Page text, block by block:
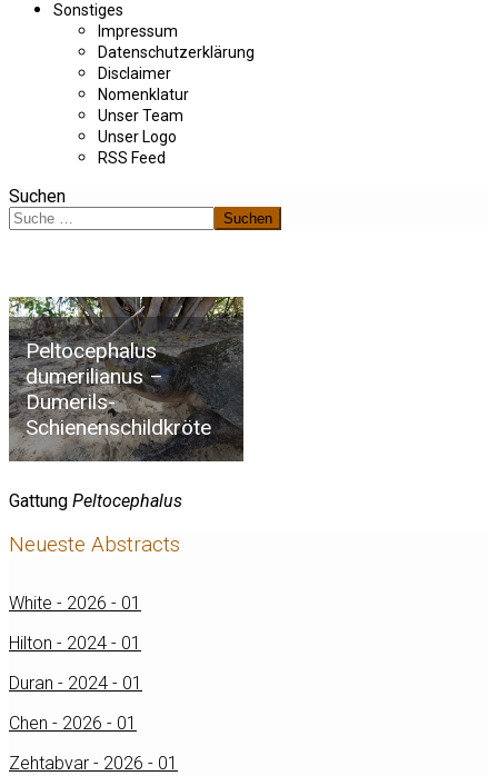
Sonstiges
Impressum
Datenschutzerklärung
Disclaimer
Nomenklatur
Unser Team
Unser Logo
RSS Feed
Suchen
Suchen
Peltocephalus
dumerilianus –
Dumerils-
Schienenschildkröte
Gattung Peltocephalus
Neueste Abstracts
White - 2026 - 01
Hilton - 2024 - 01
Duran - 2024 - 01
Chen - 2026 - 01
Zehtabvar - 2026 - 01